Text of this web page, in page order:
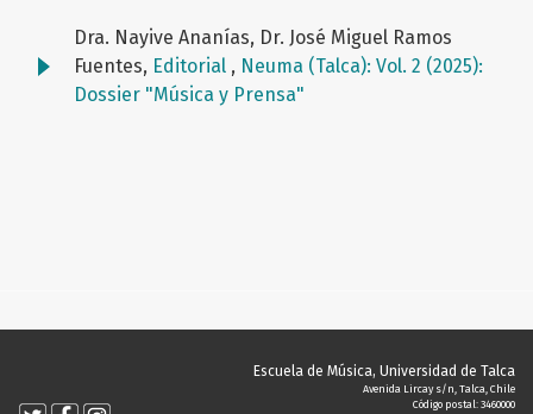
Dra. Nayive Ananías, Dr. José Miguel Ramos
Fuentes, Editorial , Neuma (Talca): Vol. 2 (2025):
Dossier "Música y Prensa"
Escuela de Música, Universidad de Talca
Avenida Lircay s/n, Talca, Chile
Código postal: 3460000